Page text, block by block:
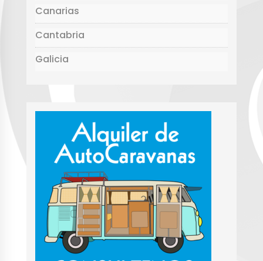
Canarias
Cantabria
Galicia